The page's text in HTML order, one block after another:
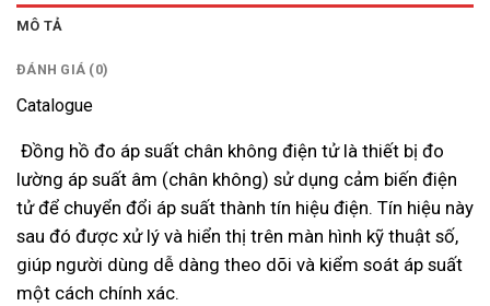
MÔ TẢ
ĐÁNH GIÁ (0)
Catalogue
Đồng hồ đo áp suất chân không điện tử là thiết bị đo
lường áp suất âm (chân không) sử dụng cảm biến điện
tử để chuyển đổi áp suất thành tín hiệu điện. Tín hiệu này
sau đó được xử lý và hiển thị trên màn hình kỹ thuật số,
giúp người dùng dễ dàng theo dõi và kiểm soát áp suất
một cách chính xác.